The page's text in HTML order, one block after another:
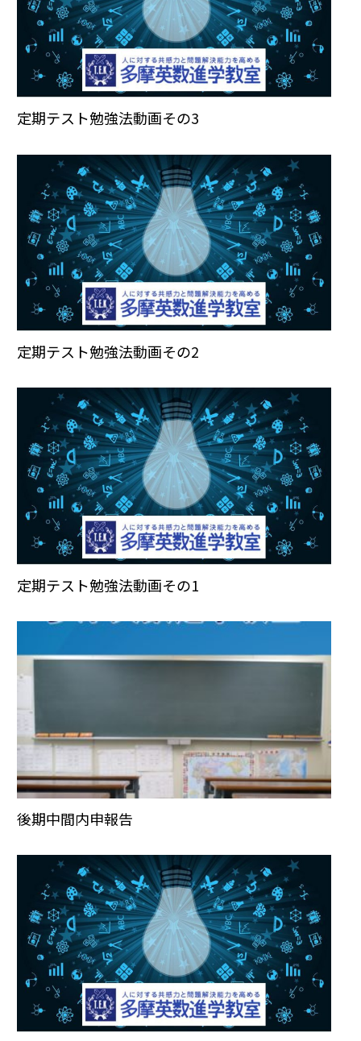
定期テスト勉強法動画その3
定期テスト勉強法動画その2
定期テスト勉強法動画その1
後期中間内申報告